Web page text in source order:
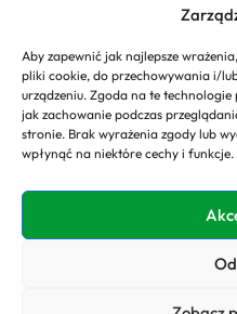
Aby zapewnić jak najlepsze
pliki cookie, do przechowywania i/
urządzeniu. Zgoda na te
jak zachowanie podczas
stronie. Brak wyrażenia zgody lub
wpłynąć na niektóre cechy i funkcje.
Aranżacje
Pielęgnacja i
Kadra Domu
Copyright 2026. All rights